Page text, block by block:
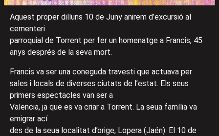
Aquest proper dilluns 10 de Juny anirem d’excursió al
cementeri
parroquial de Torrent per fer un homenatge a Francis, 45
anys després de la seva mort.
Francis va ser una coneguda travesti que actuava per
sales i locals de diverses ciutats de l’estat. Els seus
primers espectacles van ser a
Valencia, ja que es va criar a Torrent. La seua família va
emigrar ací
des de la seua localitat d’orige, Lopera (Jaén). El 10 de